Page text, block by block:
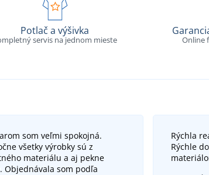
Potlač a výšivka
servis na jednom mieste Online
som veľmi spokojná.
všetky výrobky sú z
materiálu a aj pekne
Objednávala som podľa
Rýchla
Rýchle